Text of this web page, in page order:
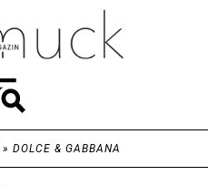
» DOLCE & GABBANA